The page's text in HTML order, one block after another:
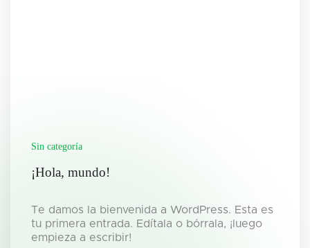
Sin categoría
¡Hola, mundo!
Te damos la bienvenida a WordPress. Esta es
tu primera entrada. Edítala o bórrala, ¡luego
empieza a escribir!